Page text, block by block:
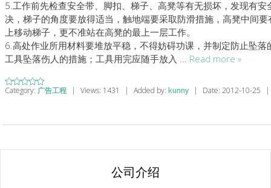
5.工作前先检查安全带、脚扣、梯子、高凳等有无损坏，发现有安
决，梯子的角度要放得适当，触地端要采取防滑措施，高凳中间
上移动梯子，更不准站在高凳的最上一层工作。
6.高处作业所用材料要堆放平稳，不得妨碍功课，并制定防止坠
工具坠落伤人的措施；工具用完应随手放入 ... Read more »
Category: 广告工程 | Views: 1431 | Added by: kunny | Date: 2012-10-25 |
公司介绍